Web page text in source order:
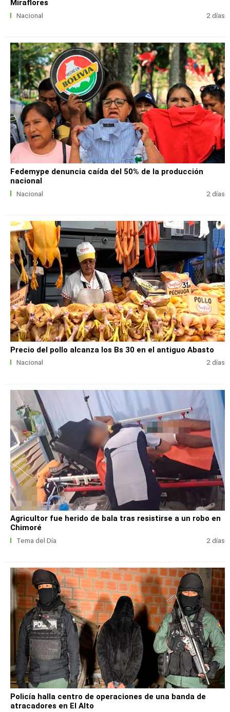
Miraflores
Nacional 2 días
Fedemype denuncia caída del 50% de la producción
nacional
Nacional 2 días
Precio del pollo alcanza los Bs 30 en el antiguo Abasto
Nacional 2 días
Agricultor fue herido de bala tras resistirse a un robo en
Chimoré
Tema del Día 2 días
Policía halla centro de operaciones de una banda de
atracadores en El Alto